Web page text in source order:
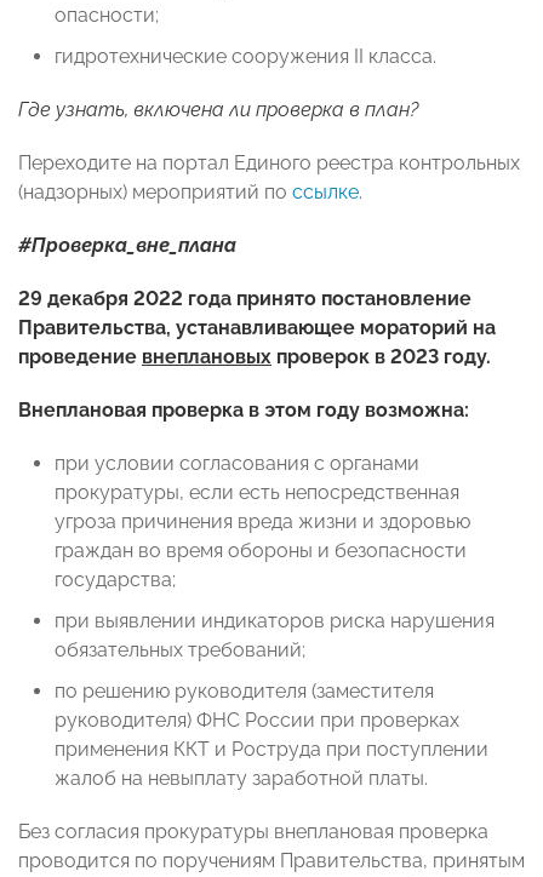
опасности;
гидротехнические сооружения II класса.
Где узнать, включена ли проверка в план?
Переходите на портал Единого реестра контрольных
(надзорных) мероприятий по ссылке.
#Проверка_вне_плана
29 декабря 2022 года принято постановление
Правительства, устанавливающее мораторий на
проведение внеплановых проверок в 2023 году.
Внеплановая проверка в этом году возможна:
при условии согласования с органами
прокуратуры, если есть непосредственная
угроза причинения вреда жизни и здоровью
граждан во время обороны и безопасности
государства;
при выявлении индикаторов риска нарушения
обязательных требований;
по решению руководителя (заместителя
руководителя) ФНС России при проверках
применения ККТ и Роструда при поступлении
жалоб на невыплату заработной платы.
Без согласия прокуратуры внеплановая проверка
проводится по поручениям Правительства, принятым